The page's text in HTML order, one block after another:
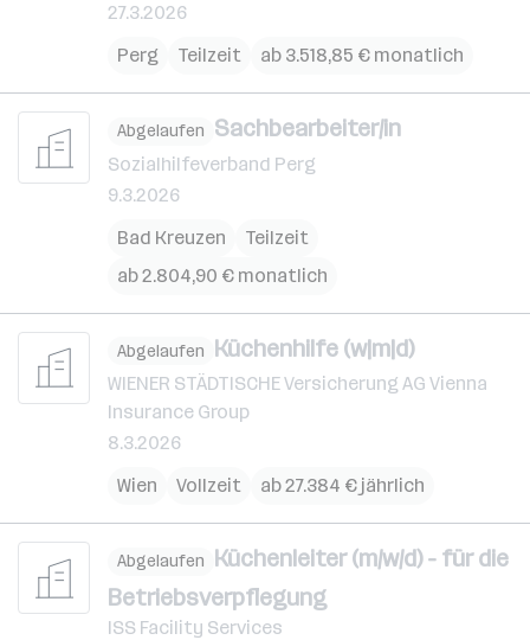
27.3.2026
Perg
Teilzeit ab 3.518,85 € monatlich
Abgelaufen Sachbearbeiter/in
Sozialhilfeverband Perg
9.3.2026
Bad Kreuzen
Teilzeit
ab 2.804,90 € monatlich
Abgelaufen Küchenhilfe (w|m|d)
WIENER STÄDTISCHE Versicherung AG Vienna
Insurance Group
8.3.2026
Wien
Vollzeit ab 27.384 € jährlich
Abgelaufen Küchenleiter (m/w/d) - für die
Betriebsverpflegung
ISS Facility Services